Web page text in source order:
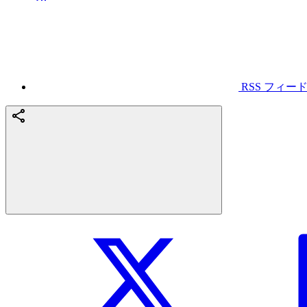
RSS フィード